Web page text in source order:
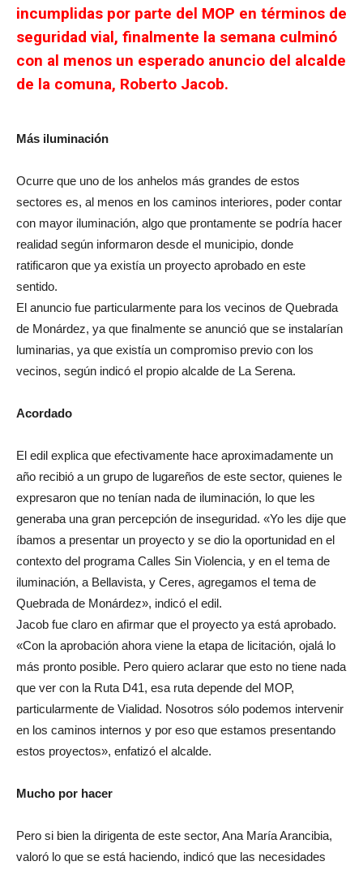
incumplidas por parte del MOP en términos de
seguridad vial, finalmente la semana culminó
con al menos un esperado anuncio del alcalde
de la comuna, Roberto Jacob.
Más iluminación
Ocurre que uno de los anhelos más grandes de estos
sectores es, al menos en los caminos interiores, poder contar
con mayor iluminación, algo que prontamente se podría hacer
realidad según informaron desde el municipio, donde
ratificaron que ya existía un proyecto aprobado en este
sentido.
El anuncio fue particularmente para los vecinos de Quebrada
de Monárdez, ya que finalmente se anunció que se instalarían
luminarias, ya que existía un compromiso previo con los
vecinos, según indicó el propio alcalde de La Serena.
Acordado
El edil explica que efectivamente hace aproximadamente un
año recibió a un grupo de lugareños de este sector, quienes le
expresaron que no tenían nada de iluminación, lo que les
generaba una gran percepción de inseguridad. «Yo les dije que
íbamos a presentar un proyecto y se dio la oportunidad en el
contexto del programa Calles Sin Violencia, y en el tema de
iluminación, a Bellavista, y Ceres, agregamos el tema de
Quebrada de Monárdez», indicó el edil.
Jacob fue claro en afirmar que el proyecto ya está aprobado.
«Con la aprobación ahora viene la etapa de licitación, ojalá lo
más pronto posible. Pero quiero aclarar que esto no tiene nada
que ver con la Ruta D41, esa ruta depende del MOP,
particularmente de Vialidad. Nosotros sólo podemos intervenir
en los caminos internos y por eso que estamos presentando
estos proyectos», enfatizó el alcalde.
Mucho por hacer
Pero si bien la dirigenta de este sector, Ana María Arancibia,
valoró lo que se está haciendo, indicó que las necesidades